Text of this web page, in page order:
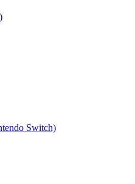
Switch)